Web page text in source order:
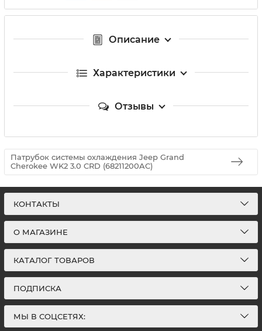
Описание
Характеристики
Отзывы
Патрубок системы охлаждения Jeep Grand
Cherokee WK2 3.0 CRD (68211200AC)
КОНТАКТЫ
О МАГАЗИНЕ
КАТАЛОГ ТОВАРОВ
ПОДПИСКА
МЫ В СОЦСЕТЯХ: